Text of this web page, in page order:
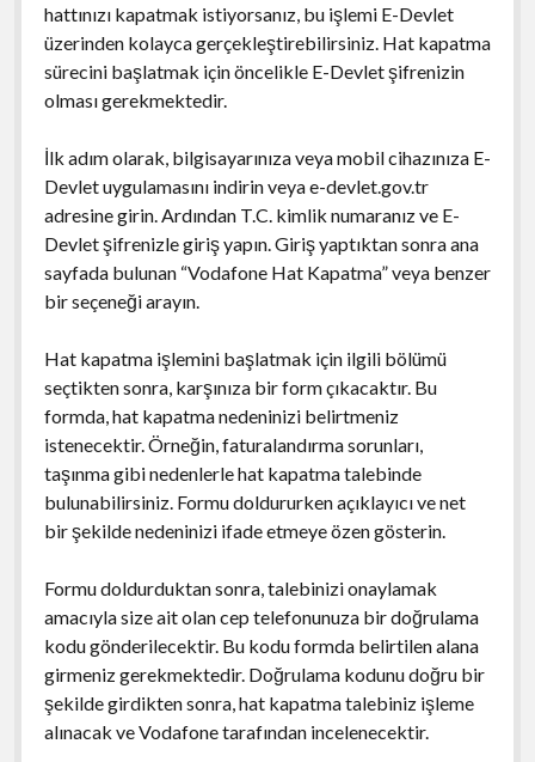
hattınızı kapatmak istiyorsanız, bu işlemi E-Devlet
üzerinden kolayca gerçekleştirebilirsiniz. Hat kapatma
sürecini başlatmak için öncelikle E-Devlet şifrenizin
olması gerekmektedir.
İlk adım olarak, bilgisayarınıza veya mobil cihazınıza E-
Devlet uygulamasını indirin veya e-devlet.gov.tr
adresine girin. Ardından T.C. kimlik numaranız ve E-
Devlet şifrenizle giriş yapın. Giriş yaptıktan sonra ana
sayfada bulunan “Vodafone Hat Kapatma” veya benzer
bir seçeneği arayın.
Hat kapatma işlemini başlatmak için ilgili bölümü
seçtikten sonra, karşınıza bir form çıkacaktır. Bu
formda, hat kapatma nedeninizi belirtmeniz
istenecektir. Örneğin, faturalandırma sorunları,
taşınma gibi nedenlerle hat kapatma talebinde
bulunabilirsiniz. Formu doldururken açıklayıcı ve net
bir şekilde nedeninizi ifade etmeye özen gösterin.
Formu doldurduktan sonra, talebinizi onaylamak
amacıyla size ait olan cep telefonunuza bir doğrulama
kodu gönderilecektir. Bu kodu formda belirtilen alana
girmeniz gerekmektedir. Doğrulama kodunu doğru bir
şekilde girdikten sonra, hat kapatma talebiniz işleme
alınacak ve Vodafone tarafından incelenecektir.